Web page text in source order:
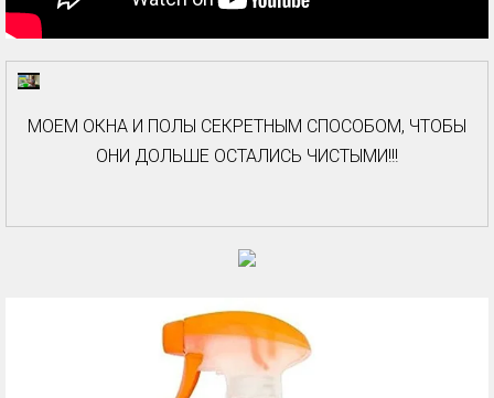
МОЕМ ОКНА И ПОЛЫ СЕКРЕТНЫМ СПОСОБОМ, ЧТОБЫ
ОНИ ДОЛЬШЕ ОСТАЛИСЬ ЧИСТЫМИ!!!